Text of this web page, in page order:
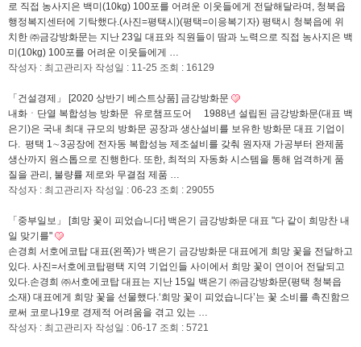
로 직접 농사지은 백미(10kg) 100포를 어려운 이웃들에게 전달해달라며, 청북읍
행정복지센터에 기탁했다.(사진=평택시)(평택=이응복기자) 평택시 청북읍에 위
치한 ㈜금강방화문는 지난 23일 대표와 직원들이 땀과 노력으로 직접 농사지은 백
미(10kg) 100포를 어려운 이웃들에게 …
작성자 : 최고관리자 작성일 : 11-25 조회 : 16129
「건설경제」 [2020 상반기 베스트상품] 금강방화문
내화ㆍ단열 복합성능 방화문 유로챔프도어 1988년 설립된 금강방화문(대표 백
은기)은 국내 최대 규모의 방화문 공장과 생산설비를 보유한 방화문 대표 기업이
다. 평택 1∼3공장에 전자동 복합성능 제조설비를 갖춰 원자재 가공부터 완제품
생산까지 원스톱으로 진행한다. 또한, 최적의 자동화 시스템을 통해 엄격하게 품
질을 관리, 불량률 제로와 무결점 제품 …
작성자 : 최고관리자 작성일 : 06-23 조회 : 29055
「중부일보」 [희망 꽃이 피었습니다] 백은기 금강방화문 대표 "다 같이 희망찬 내
일 맞기를"
손경희 서호에코탑 대표(왼쪽)가 백은기 금강방화문 대표에게 희망 꽃을 전달하고
있다. 사진=서호에코탑평택 지역 기업인들 사이에서 희망 꽃이 연이어 전달되고
있다.손경희 ㈜서호에코탑 대표는 지난 15일 백은기 ㈜금강방화문(평택 청북읍
소재) 대표에게 희망 꽃을 선물했다.‘희망 꽃이 피었습니다’는 꽃 소비를 촉진함으
로써 코로나19로 경제적 어려움을 겪고 있는 …
작성자 : 최고관리자 작성일 : 06-17 조회 : 5721